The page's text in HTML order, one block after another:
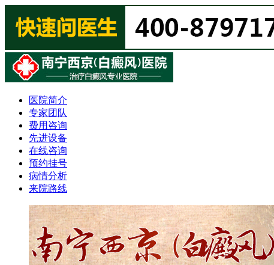
医院简介
专家团队
费用咨询
先进设备
在线咨询
预约挂号
病情分析
来院路线